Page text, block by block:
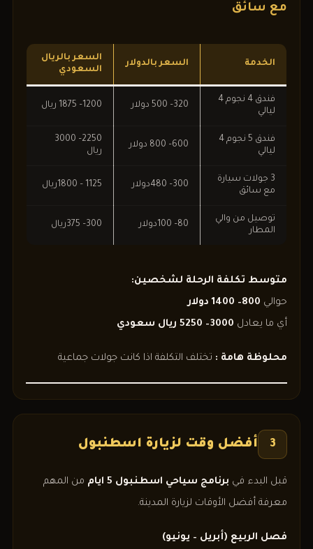
مع سائق
الخدمة السعر بالدولار
السعر بالريال
السعودي
فندق 4 نجوم 4
ليالي
320– 500 دولار 1200– 1875 ريال
فندق 5 نجوم 4
ليالي
600– 800 دولار
2250– 3000
ريال
3 جولات سيارة
مع سائق
300– 480دولار 1125 – 1800ريال
توصيل من والي
المطار
80– 100دولار 300– 375ريال
متوسط تكلفة الرحلة لشخصين:
حوالي 800– 1400 دولار
أي ما يعادل 3000– 5250 ريال سعودي
محلوظة هامة : تختلف التكلفة اذا كانت جولات جماعية
3 أفضل وقت لزيارة اسطنبول
قبل البدء في برنامج سياحي اسطنبول 5 ايام
من المهم
معرفة أفضل الأوقات لزيارة المدينة.
فصل الربيع (أبريل – يونيو)